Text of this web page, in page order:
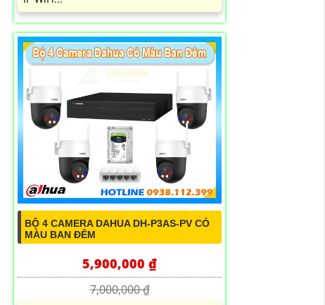
BỘ 4 CAMERA DAHUA DH-P3AS-PV CÓ
MÀU BAN ĐÊM
5,900,000 ₫
7,000,000 ₫